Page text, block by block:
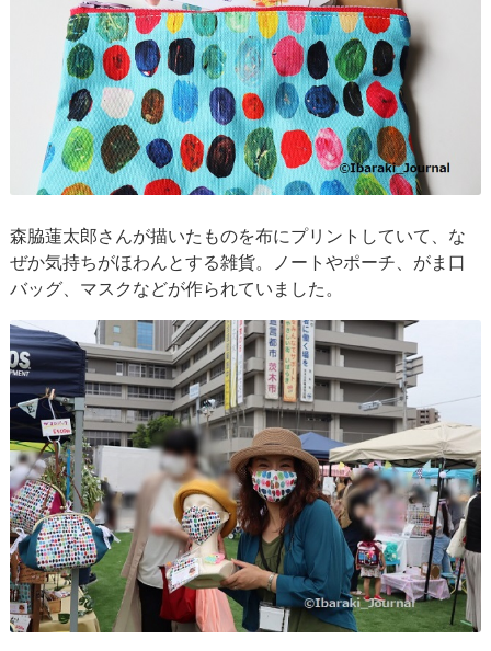
森脇蓮太郎さんが描いたものを布にプリントしていて、な
ぜか気持ちがほわんとする雑貨。ノートやポーチ、がま口
バッグ、マスクなどが作られていました。